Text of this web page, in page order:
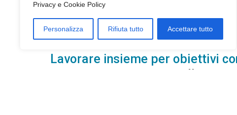
Privacy e Cookie Policy
Personalizza Rifiuta tutto Accettare tutto
continuo.
Lavorare insieme per obiettivi
Il lavoro in équipe consente di affrontare